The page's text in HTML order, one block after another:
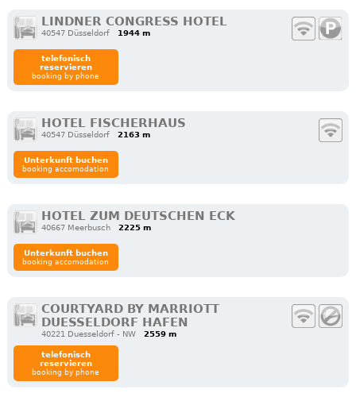
LINDNER CONGRESS HOTEL
40547 Düsseldorf 1944 m
telefonisch
reservieren
booking by phone
HOTEL FISCHERHAUS
40547 Düsseldorf 2163 m
Unterkunft buchen
booking accomodation
HOTEL ZUM DEUTSCHEN ECK
40667 Meerbusch 2225 m
Unterkunft buchen
booking accomodation
COURTYARD BY MARRIOTT
DUESSELDORF HAFEN
40221 Duesseldorf - NW 2559 m
telefonisch
reservieren
booking by phone